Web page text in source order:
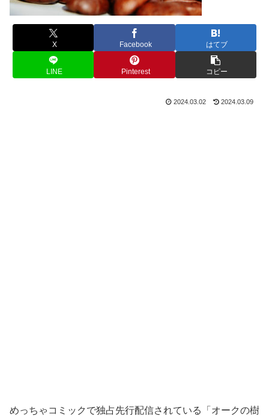
X Facebook はてブ
LINE Pinterest コピー
2024.03.02 2024.03.09
めっちゃコミックで独占先行配信されている「オークの樹